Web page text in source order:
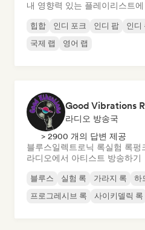
내 영향력 있는 플레이리스트
힙합 인디 포크 인디 팝 인디
국제 랩
영어 랩
Good Vibrations
라디오 방송국
> 2900 개의 답변 제공
블루스일렉트로닉 록실험 록펑
라디오에서 아티스트 방송하기
블루스 실험 록 가라지 록 하
프로그레시브 록
사이키델릭 록